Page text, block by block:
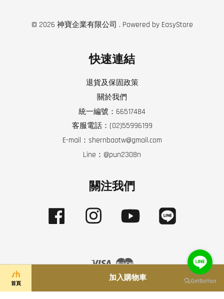
首頁
加入購物車
© 2026 神寶企業有限公司 . Powered by EasyStore
快速連結
退貨及保固政策
關於我們
統一編號：66517484
客服電話：(02)55996199
E-mail：shernbaotw@gmail.com
Line：@pun2308n
關注我們
Facebook Instagram YouTube
Visa Master